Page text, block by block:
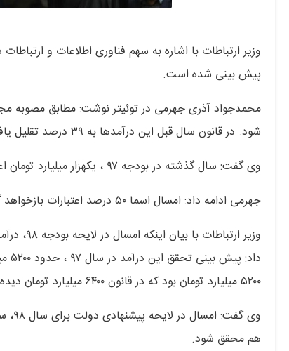
پیش بینی شده است.
محمدجواد آذری جهرمی در توئیتر نوشت: مطابق مصوبه
شود. در قانون سال قبل این درآمدها به ۳۹ درصد تقلیل یافت.
وی گفت: سال گذشته در بودجه ۹۷ ، یکهزار میلیارد تومان اعتبار برای توسعه اشتغال لحاظ شد که تخصیص کنونی آن صفر است.
جهرمی ادامه داد: امسال اسما ۵۰ درصد اعتبارات بازخواهد گشت؛ هرچند رسما را خدا می داند.
۵۲۰۰ میلیارد تومان بود که در قانون ۶۴۰۰ میلیارد تومان دیده شد.
وی
هم محقق شود.